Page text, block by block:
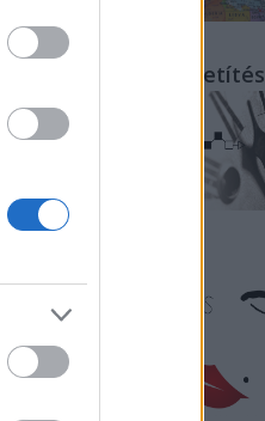
Percről-percre -